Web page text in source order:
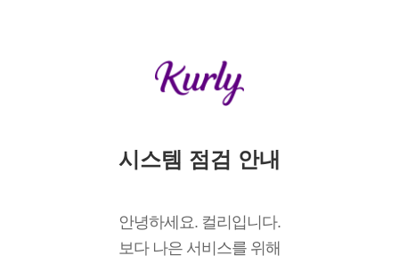
시스템 점검 안내
안녕하세요. 컬리입니다.
보다 나은 서비스를 위해